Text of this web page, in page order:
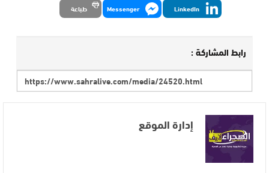
LinkedIn
Messenger طباعة
رابط المشاركة :
إدارة الموقع